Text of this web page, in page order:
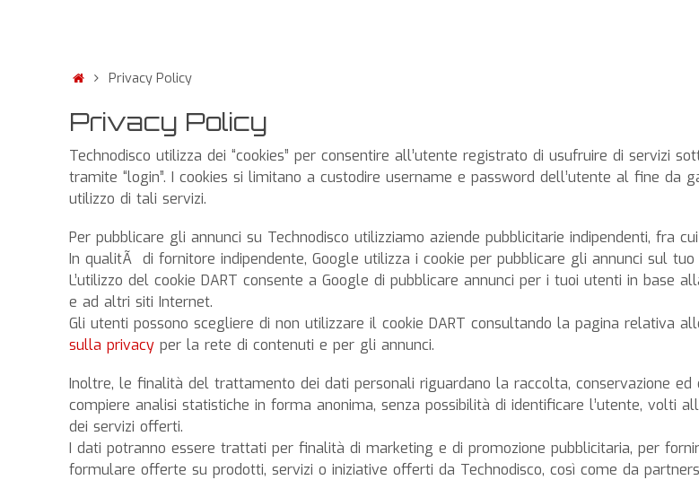
Privacy Policy
Privacy Policy
Technodisco utilizza dei “cookies” per consentire all’utente registrato di usufruire di servizi
tramite “login”. I cookies si limitano a custodire username e password dell’utente al fine da
utilizzo di tali servizi.
Per pubblicare gli annunci su Technodisco utilizziamo aziende pubblicitarie indipendenti, fra
In qualitÃ di fornitore indipendente, Google utilizza i cookie per pubblicare gli annunci sul tuo
L’utilizzo del cookie DART consente a Google di pubblicare annunci per i tuoi utenti in base
e ad altri siti Internet.
Gli utenti possono scegliere di non utilizzare il cookie DART consultando la pagina relativa
sulla privacy per la rete di contenuti e per gli annunci.
Inoltre, le finalità del trattamento dei dati personali riguardano la raccolta, conservazione ed
compiere analisi statistiche in forma anonima, senza possibilità di identificare l’utente, volti
dei servizi offerti.
I dati potranno essere trattati per finalità di marketing e di promozione pubblicitaria, per
formulare offerte su prodotti, servizi o iniziative offerti da Technodisco, così come da